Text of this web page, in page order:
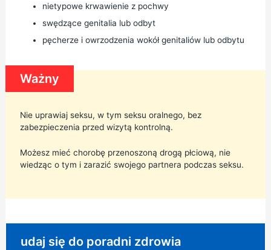
nietypowe krwawienie z pochwy
swędzące genitalia lub odbyt
pęcherze i owrzodzenia wokół genitaliów lub odbytu
Ważny
Nie uprawiaj seksu, w tym seksu oralnego, bez
zabezpieczenia przed wizytą kontrolną.
Możesz mieć chorobę przenoszoną drogą płciową, nie
wiedząc o tym i zarazić swojego partnera podczas seksu.
Niepilna porada:
udaj się do poradni zdrowia